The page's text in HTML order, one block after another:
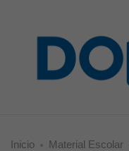
Inicio Material Escolar